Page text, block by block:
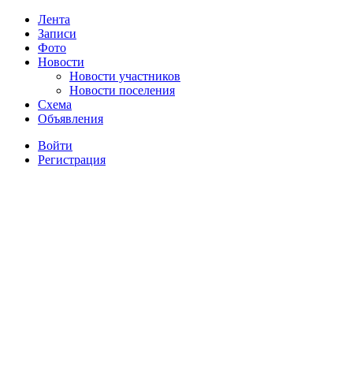
Лента
Записи
Фото
Новости
Новости участников
Новости поселения
Схема
Объявления
Войти
Регистрация